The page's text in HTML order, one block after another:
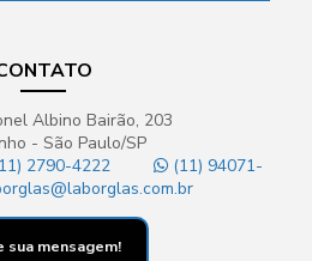
Albino Bairão, 203
- São Paulo/SP
2790-4222
(11) 94071-
sua mensagem!